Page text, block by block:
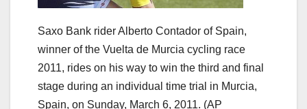
Saxo Bank rider Alberto Contador of Spain,
winner of the Vuelta de Murcia cycling race
2011, rides on his way to win the third and final
stage during an individual time trial in Murcia,
Spain, on Sunday, March 6, 2011. (AP